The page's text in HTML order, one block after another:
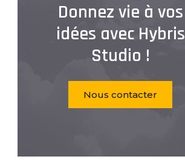
Donnez vie à vos
idées avec Hybris
Studio !
Nous contacter